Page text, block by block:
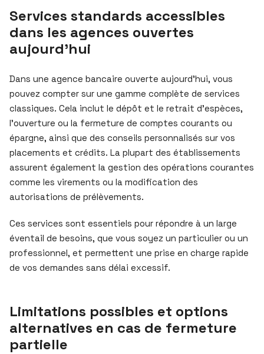
Services standards accessibles
dans les agences ouvertes
aujourd’hui
Dans une agence bancaire ouverte aujourd’hui, vous
pouvez compter sur une gamme complète de services
classiques. Cela inclut le dépôt et le retrait d’espèces,
l’ouverture ou la fermeture de comptes courants ou
épargne, ainsi que des conseils personnalisés sur vos
placements et crédits. La plupart des établissements
assurent également la gestion des opérations courantes
comme les virements ou la modification des
autorisations de prélèvements.
Ces services sont essentiels pour répondre à un large
éventail de besoins, que vous soyez un particulier ou un
professionnel, et permettent une prise en charge rapide
de vos demandes sans délai excessif.
Limitations possibles et options
alternatives en cas de fermeture
partielle